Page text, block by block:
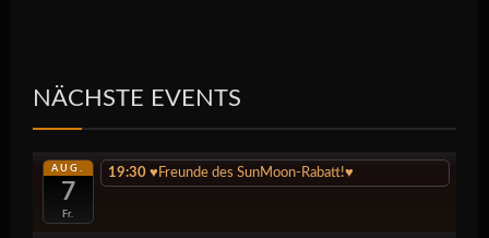
NÄCHSTE EVENTS
AUG.
7
Fr.
19:30 ♥️Freunde des SunMoon-Rabatt!♥️